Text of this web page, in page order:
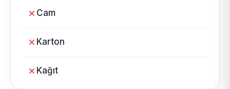
Cam
Karton
Kağıt